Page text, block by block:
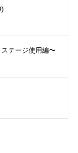
…
テージ使用編〜